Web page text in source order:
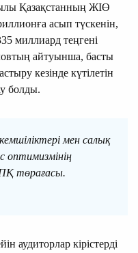
Қазақстанның ЖІӨ
асып түскенін,
миллиард теңгені
айтуынша, басты
кезінде күтілетін
болды.
мен салық
төрағасы.
аудиторлар кірістерді